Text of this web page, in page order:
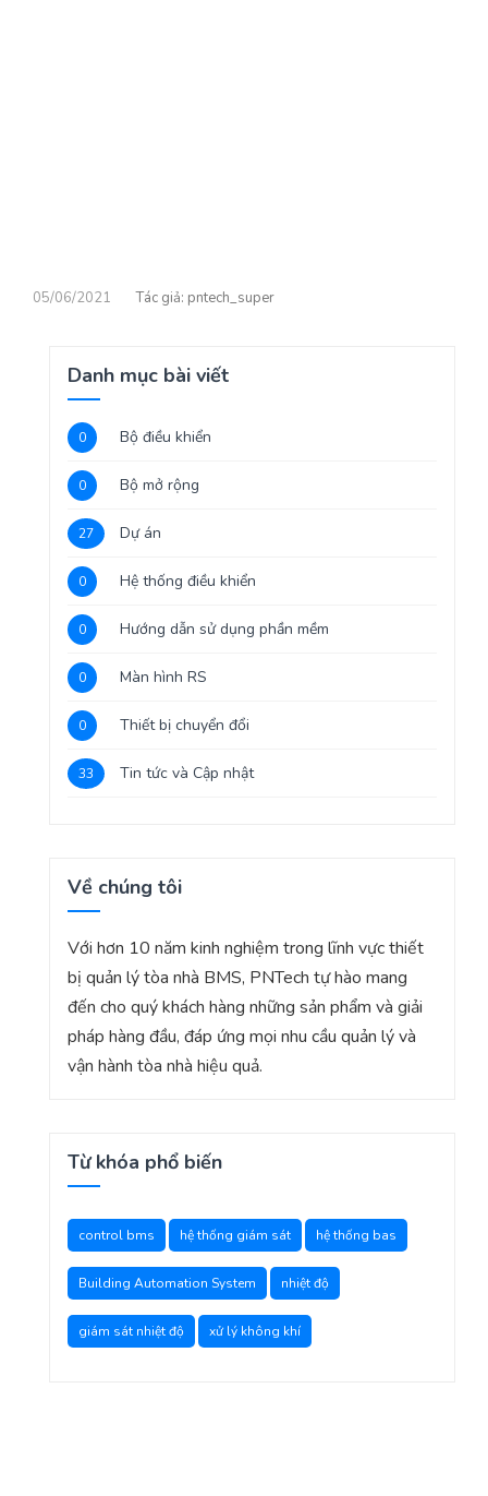
05/06/2021 pntech_super
Danh mục bài viết
0 Bộ điều khiển
0 Bộ mở rộng
27 Dự án
0 Hệ thống điều khiển
0 Hướng dẫn sử dụng phần mềm
0 Màn hình RS
0 Thiết bị chuyển đổi
33 Tin tức và Cập nhật
Về chúng tôi
Với hơn 10 năm kinh nghiệm trong lĩnh vực thiết
bị quản lý tòa nhà BMS, PNTech tự hào mang
đến cho quý khách hàng những sản phẩm và giải
pháp hàng đầu, đáp ứng mọi nhu cầu quản lý và
vận hành tòa nhà hiệu quả.
Từ khóa phổ biến
control bms hệ thống giám sát hệ thống bas
Building Automation System nhiệt độ
giám sát nhiệt độ xử lý không khí